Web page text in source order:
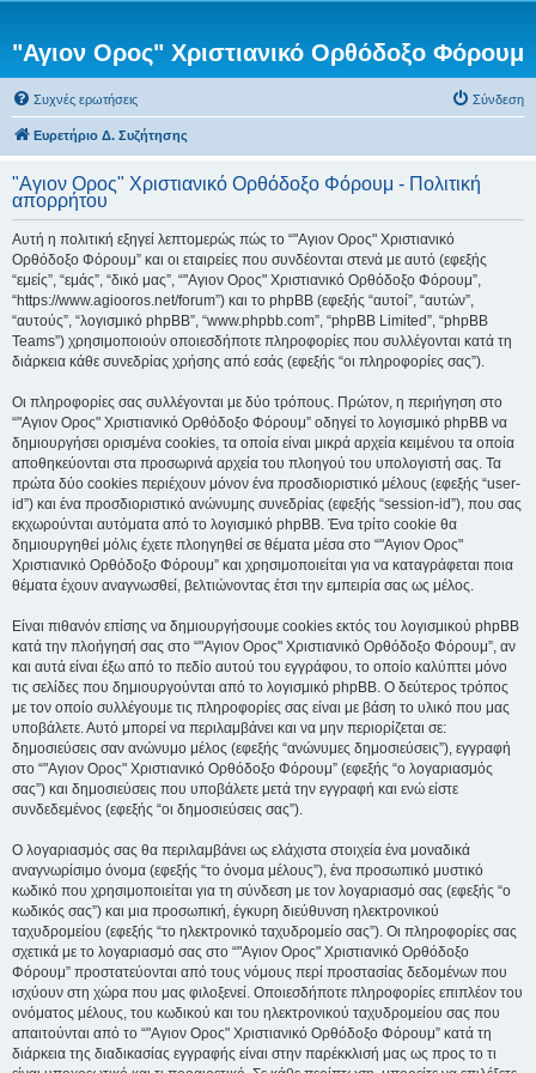
"Αγιον Ορος" Χριστιανικό Ορθόδοξο Φόρουμ
Συχνές ερωτήσεις Σύνδεση
Ευρετήριο Δ. Συζήτησης
"Αγιον Ορος" Χριστιανικό Ορθόδοξο Φόρουμ - Πολιτική
απορρήτου
Αυτή η πολιτική εξηγεί λεπτομερώς πώς το “"Αγιον Ορος" Χριστιανικό
Ορθόδοξο Φόρουμ” και οι εταιρείες που συνδέονται στενά με αυτό (εφεξής
“εμείς”, “εμάς”, “δικό μας”, “"Αγιον Ορος" Χριστιανικό Ορθόδοξο Φόρουμ”,
“https://www.agiooros.net/forum”) και το phpBB (εφεξής “αυτοί”, “αυτών”,
“αυτούς”, “λογισμικό phpBB”, “www.phpbb.com”, “phpBB Limited”, “phpBB
Teams”) χρησιμοποιούν οποιεσδήποτε πληροφορίες που συλλέγονται κατά τη
διάρκεια κάθε συνεδρίας χρήσης από εσάς (εφεξής “οι πληροφορίες σας”).
Οι πληροφορίες σας συλλέγονται με δύο τρόπους. Πρώτον, η περιήγηση στο
“"Αγιον Ορος" Χριστιανικό Ορθόδοξο Φόρουμ” οδηγεί το λογισμικό phpBB να
δημιουργήσει ορισμένα cookies, τα οποία είναι μικρά αρχεία κειμένου τα οποία
αποθηκεύονται στα προσωρινά αρχεία του πλοηγού του υπολογιστή σας. Τα
πρώτα δύο cookies περιέχουν μόνον ένα προσδιοριστικό μέλους (εφεξής “user-
id”) και ένα προσδιοριστικό ανώνυμης συνεδρίας (εφεξής “session-id”), που σας
εκχωρούνται αυτόματα από το λογισμικό phpBB. Ένα τρίτο cookie θα
δημιουργηθεί μόλις έχετε πλοηγηθεί σε θέματα μέσα στο “"Αγιον Ορος"
Χριστιανικό Ορθόδοξο Φόρουμ” και χρησιμοποιείται για να καταγράφεται ποια
θέματα έχουν αναγνωσθεί, βελτιώνοντας έτσι την εμπειρία σας ως μέλος.
Είναι πιθανόν επίσης να δημιουργήσουμε cookies εκτός του λογισμικού phpBB
κατά την πλοήγησή σας στο “"Αγιον Ορος" Χριστιανικό Ορθόδοξο Φόρουμ”, αν
και αυτά είναι έξω από το πεδίο αυτού του εγγράφου, το οποίο καλύπτει μόνο
τις σελίδες που δημιουργούνται από το λογισμικό phpBB. Ο δεύτερος τρόπος
με τον οποίο συλλέγουμε τις πληροφορίες σας είναι με βάση το υλικό που μας
υποβάλετε. Αυτό μπορεί να περιλαμβάνει και να μην περιορίζεται σε:
δημοσιεύσεις σαν ανώνυμο μέλος (εφεξής “ανώνυμες δημοσιεύσεις”), εγγραφή
στο “"Αγιον Ορος" Χριστιανικό Ορθόδοξο Φόρουμ” (εφεξής “ο λογαριασμός
σας”) και δημοσιεύσεις που υποβάλετε μετά την εγγραφή και ενώ είστε
συνδεδεμένος (εφεξής “οι δημοσιεύσεις σας”).
Ο λογαριασμός σας θα περιλαμβάνει ως ελάχιστα στοιχεία ένα μοναδικά
αναγνωρίσιμο όνομα (εφεξής “το όνομα μέλους”), ένα προσωπικό μυστικό
κωδικό που χρησιμοποιείται για τη σύνδεση με τον λογαριασμό σας (εφεξής “ο
κωδικός σας”) και μια προσωπική, έγκυρη διεύθυνση ηλεκτρονικού
ταχυδρομείου (εφεξής “το ηλεκτρονικό ταχυδρομείο σας”). Οι πληροφορίες σας
σχετικά με το λογαριασμό σας στο “"Αγιον Ορος" Χριστιανικό Ορθόδοξο
Φόρουμ” προστατεύονται από τους νόμους περί προστασίας δεδομένων που
ισχύουν στη χώρα που μας φιλοξενεί. Οποιεσδήποτε πληροφορίες επιπλέον του
ονόματος μέλους, του κωδικού και του ηλεκτρονικού ταχυδρομείου σας που
απαιτούνται από το “"Αγιον Ορος" Χριστιανικό Ορθόδοξο Φόρουμ” κατά τη
διάρκεια της διαδικασίας εγγραφής είναι στην παρέκκλισή μας ως προς το τι